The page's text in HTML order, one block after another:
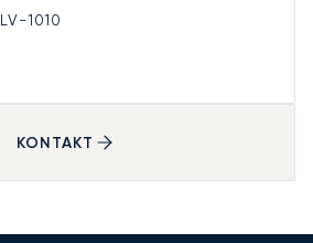
LV-1010
KONTAKT